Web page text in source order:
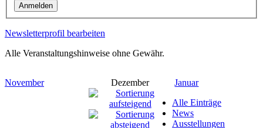
Anmelden
Newsletterprofil bearbeiten
Alle Veranstaltungshinweise ohne Gewähr.
November Dezember
Januar
Alle Einträge
News
Ausstellungen